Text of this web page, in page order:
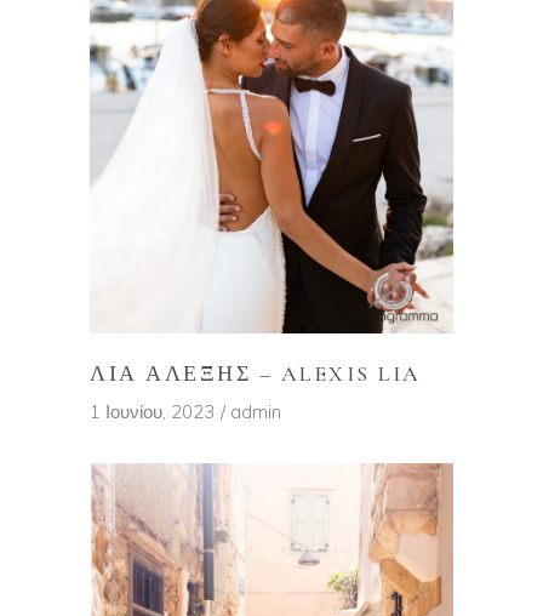
ΛΙΑ ΑΛΈΞΗΣ – ALEXIS LIA
1 Ιουνίου, 2023 admin